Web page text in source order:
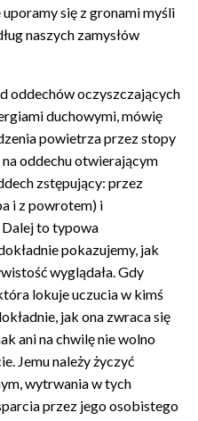
się z gronami myśli
naszych zamysłów
oddechów oczyszczających
duchowymi, mówię
powietrza przez stopy
na oddechu otwierającym
zstępujący: przez
i z powrotem) i
Dalej to typowa
pokazujemy, jak
wyglądała. Gdy
lokuje uczucia w kimś
jak ona zwraca się
ani na chwilę nie wolno
Jemu należy życzyć
wytrwania w tych
przez jego osobistego